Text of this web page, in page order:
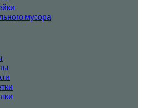
мусора